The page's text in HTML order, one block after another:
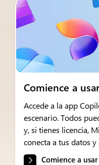
Comience a
Accede a la app
escenario. Todos
y, si tienes licencia,
conecta a tus datos
Comience a